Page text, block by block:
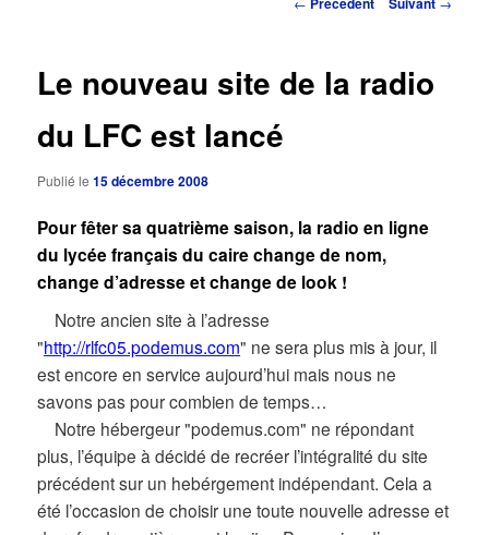
Le nouveau site de la radio
du LFC est lancé
Publié le15 décembre 2008
Pour fêter sa quatrième saison, la radio en ligne
du lycée français du caire change de nom,
change d’adresse et change de look !
Notre ancien site à l’adresse
"http://rlfc05.podemus.com" ne sera plus mis à jour, il
est encore en service aujourd’hui mais nous ne
savons pas pour combien de temps…
Notre hébergeur "podemus.com" ne répondant
plus, l’équipe à décidé de recréer l’intégralité du site
précédent sur un hebérgement indépendant. Cela a
été l’occasion de choisir une toute nouvelle adresse et